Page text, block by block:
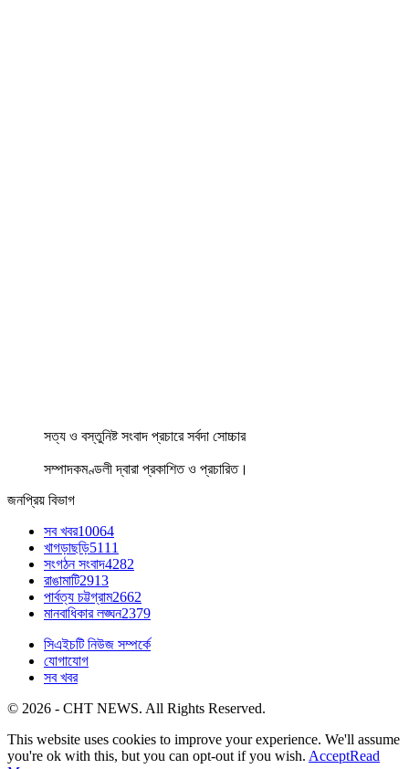
সত্য ও বস্তুনিষ্ট সংবাদ প্রচারে সর্বদা সোচ্চার
সম্পাদকমণ্ডলী দ্বারা প্রকাশিত ও প্রচারিত।
জনপ্রিয় বিভাগ
সব খবর10064
খাগড়াছড়ি5111
সংগঠন সংবাদ4282
রাঙামাটি2913
পার্বত্য চট্টগ্রাম2662
মানবাধিকার লঙ্ঘন2379
সিএইচটি নিউজ সম্পর্কে
যোগাযোগ
সব খবর
© 2026 - CHT NEWS. All Rights Reserved.
This website uses cookies to improve your experience. We'll assume
you're ok with this, but you can opt-out if you wish. AcceptRead